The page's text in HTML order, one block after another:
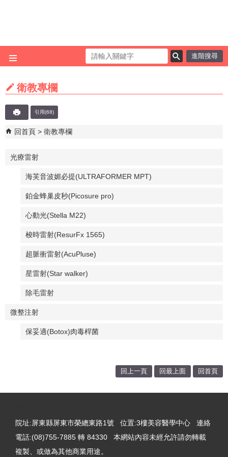
進階搜尋
衛教專欄
引用(68)
回首頁 衛教專欄
光療雷射
海芙音波媚必提(ULTRAFORMER MPT)
鉑金蜂巢皮秒(Picosure pro)
心動光(Stella M22)
梭時雷射(ResurFx 1565)
超脈衝雷射(AcuPluse)
星雷射(Star walker)
除毛雷射
微整注射
保妥適(Botox)肉毒桿菌
回上一頁 回最上面 回首頁
院址:屏東縣屏東市榮總東路1號 位置:3樓美容醫學中心 連絡
電話:(08)755-7885 轉 84330 本網站內容未經允許請勿轉載
複製、或做為其他商業用途。